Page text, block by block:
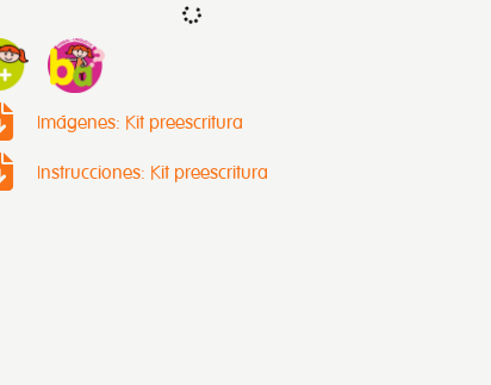
Imágenes: Kit preescritura
Instrucciones: Kit preescritura